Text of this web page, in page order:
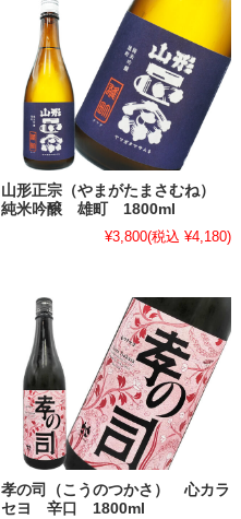
山形正宗（やまがたまさむね）
純米吟醸 雄町 1800ml
¥3,800(税込 ¥4,180)
孝の司（こうのつかさ） 心カラ
セヨ 辛口 1800ml